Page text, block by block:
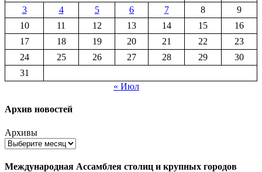
3
4 5 6 7 8
9
10
11 12 13 14 15
16
17
18 19 20 21 22
23
24
25 26 27 28 29
30
31
« Июл
Архив новостей
Архивы
Международная Ассамблея столиц и крупных городов